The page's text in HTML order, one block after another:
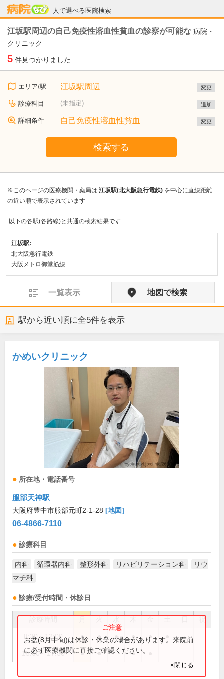
人で選べる医院検索
病院なび
江坂駅周辺の自己免疫性溶血性貧血の診察が可能な 病院・
クリニック
5 件見つかりました
エリア/駅 江坂駅周辺 変更
診療科目 (未指定) 追加
詳細条件 自己免疫性溶血性貧血 変更
検索する
※このページの医療機関・薬局は 江坂駅(北大阪急行電鉄) を中心に直線距離
の近い順で表示されています
以下の各駅(各路線)と共通の検索結果です
江坂駅:
北大阪急行電鉄
大阪メトロ御堂筋線
一覧表示 地図で検索
駅から近い順に全5件を表示
かめいクリニック
所在地・電話番号
服部天神駅
大阪府豊中市服部元町2-1-28 [地図]
06-4866-7110
診療科目
内科 循環器内科 整形外科 リハビリテーション科
リウ
マチ科
診療/受付時間・休診日
祝
8:30～12:00 ● ● ● ● ●
15:00～17:30 ● ● ●
お盆(8月中旬)は休診・休業の場合があります。来院前
に必ず医療機関に直接ご確認ください。
×閉じる